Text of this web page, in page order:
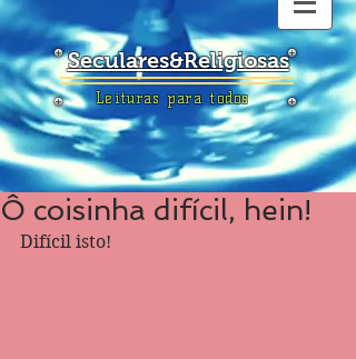
Seculares&Religiosas
Leituras para todos
Ô coisinha difícil, hein!
Difícil isto!